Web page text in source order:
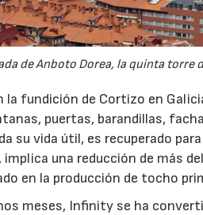
de Anboto Dorea, la quinta
fundición de Cortizo en
puertas, barandillas,
su vida útil, es recuperado
una reducción de más
en la producción de tocho
meses, Infinity se ha